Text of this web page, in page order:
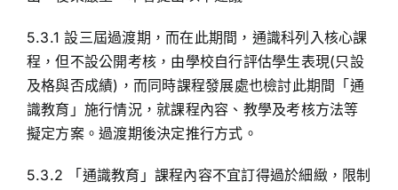
5.3.1 設三屆過渡期，而在此期間，通識科列入核心課
程，但不設公開考核，由學校自行評估學生表現(只設
及格與否成績)，而同時課程發展處也檢討此期間「通
識教育」施行情況，就課程內容、教學及考核方法等
擬定方案。過渡期後決定推行方式。
5.3.2 「通識教育」課程內容不宜訂得過於細緻，限制